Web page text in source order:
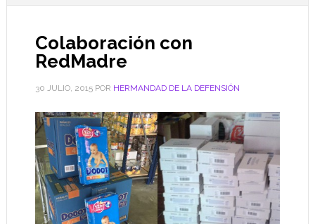
Colaboración con
RedMadre
30 JULIO, 2015POR HERMANDAD DE LA DEFENSIÓN